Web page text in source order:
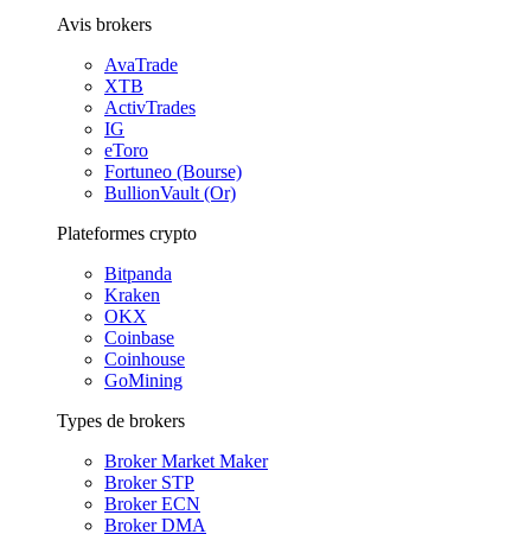
Avis brokers
AvaTrade
XTB
ActivTrades
IG
eToro
Fortuneo (Bourse)
BullionVault (Or)
Plateformes crypto
Bitpanda
Kraken
OKX
Coinbase
Coinhouse
GoMining
Types de brokers
Broker Market Maker
Broker STP
Broker ECN
Broker DMA